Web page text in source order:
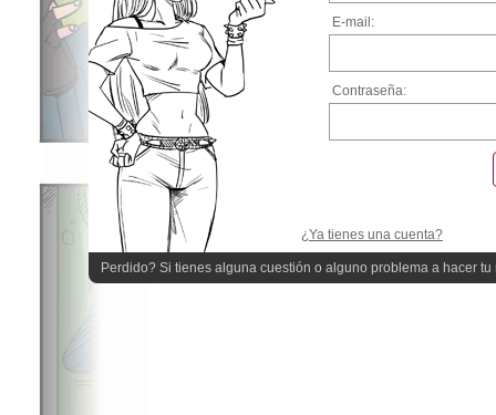
E-mail:
Contraseña:
¿Ya tienes una cuenta?
Perdido? Si tienes alguna cuestión o alguno problema a hacer